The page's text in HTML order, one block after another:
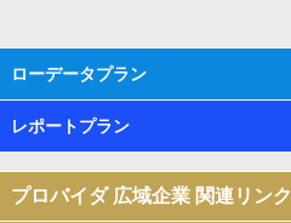
ローデータプラン
レポートプラン
プロバイダ 広域企業 関連リンク